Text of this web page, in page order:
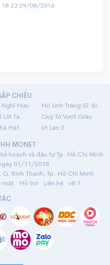
18:23 29/08/2016
CHIẾU
Hưu
Hộ Linh Tráng Sĩ: Bí Ẩn Mộ Vua Đinh
Mãi Nợ Một Lời Tạm Biệt
Quý Tử Vượt Giàu
Hát
Út Lan 2
MONET
hoạch và đầu tư Tp. Hồ Chí Minh
01/11/2018
Bình Thạnh, Tp. Hồ Chí Minh
mật · Hỗ trợ · Liên hệ · v8.1